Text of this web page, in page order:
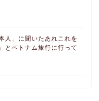
人」に聞いたあれこれを
とベトナム旅行に行って